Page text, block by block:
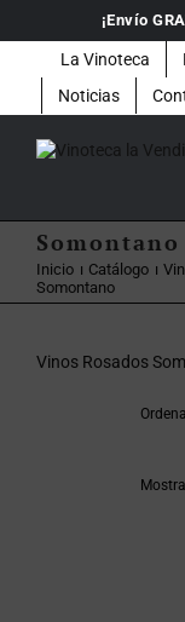
contenido
¡Envío
La Vinoteca
Noticias
Somontano
Inicio Catálogo
Somontano
Vinos Rosados